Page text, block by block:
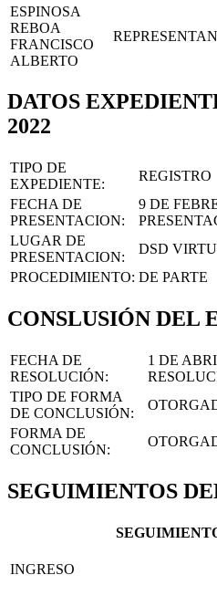
ESPINOSA
REBOA
FRANCISCO
ALBERTO
DATOS
2022
TIPO DE
EXPEDIENTE:
REGISTRO
FECHA DE
PRESENTACION:
9 DE
LUGAR DE
PRESENTACION:
DSD
PROCEDIMIENTO: DE PARTE
CONSLUSIÓN DEL
FECHA DE
RESOLUCIÓN:
1 DE
TIPO DE FORMA
DE CONCLUSIÓN:
FORMA DE
CONCLUSIÓN:
SEGUIMIENTOS
INGRESO